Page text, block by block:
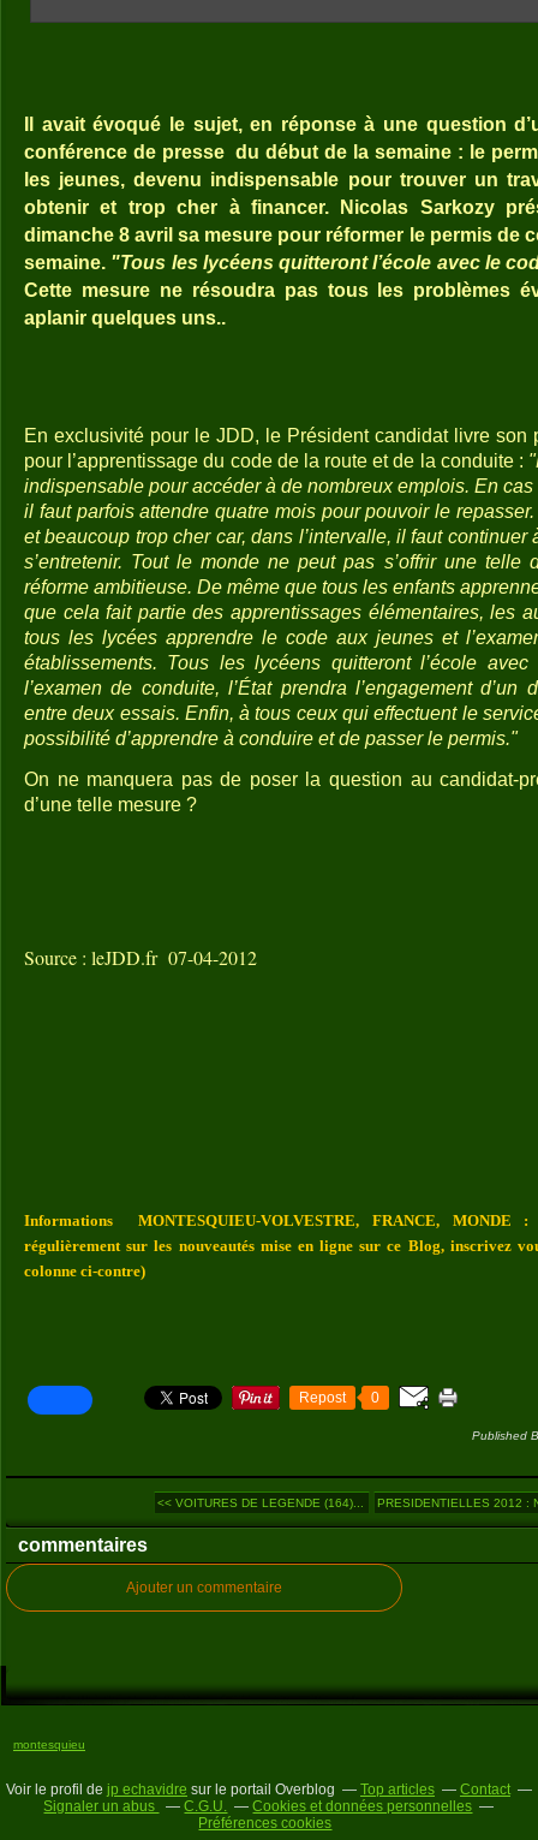
Il avait évoqué le sujet, en réponse à une question
conférence de presse du début de la semaine : le
les jeunes, devenu indispensable pour trouver un
obtenir et trop cher à financer. Nicolas Sarkozy
dimanche 8 avril sa mesure pour réformer le permis de
semaine. "Tous les lycéens quitteront l’école avec le
Cette mesure ne résoudra pas tous les problèmes
aplanir quelques uns..
En exclusivité pour le JDD, le Président candidat livre son
pour l’apprentissage du code de la route et de la conduite :
indispensable pour accéder à de nombreux emplois. En cas
il faut parfois attendre quatre mois pour pouvoir le
et beaucoup trop cher car, dans l’intervalle, il faut
s’entretenir. Tout le monde ne peut pas s’offrir une telle
réforme ambitieuse. De même que tous les enfants
que cela fait partie des apprentissages élémentaires, les
tous les lycées apprendre le code aux jeunes et
établissements. Tous les lycéens quitteront l’école
l’examen de conduite, l’État prendra l’engagement d’un
entre deux essais. Enfin, à tous ceux qui effectuent le
possibilité d’apprendre à conduire et de passer le permis."
On ne manquera pas de poser la question au candidat-
d’une telle mesure ?
Source : leJDD.fr 07-04-2012
Informations MONTESQUIEU-VOLVESTRE, FRANCE, MONDE
régulièrement sur les nouveautés mise en ligne sur ce Blog, inscrivez
colonne ci-contre)
Repost 0
Published
<< VOITURES DE LEGENDE (164)... PRESIDENTIELLES 2012 :
commentaires
Ajouter un commentaire
montesquieu
Voir le profil de jp echavidre sur le portail Overblog Top articles
Contact
Signaler un abus
C.G.U.
Cookies et données personnelles
Préférences cookies